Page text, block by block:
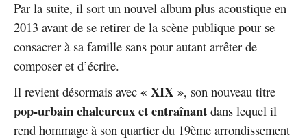
Par la suite, il sort un nouvel album plus acoustique en
2013 avant de se retirer de la scène publique pour se
consacrer à sa famille sans pour autant arrêter de
composer et d’écrire.
Il revient désormais avec « XIX », son nouveau titre
pop-urbain chaleureux et entraînant dans lequel il
rend hommage à son quartier du 19ème arrondissement